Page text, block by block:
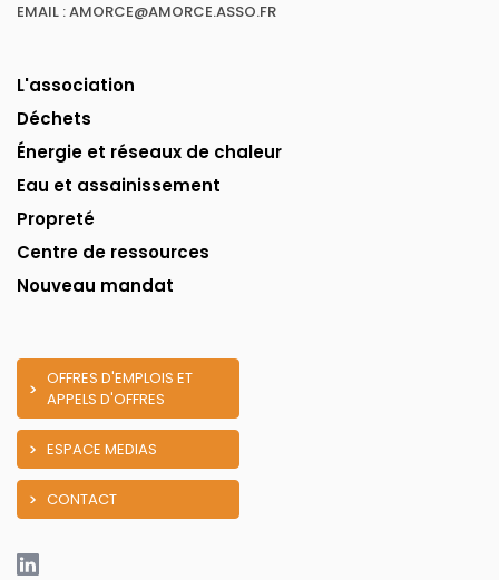
EMAIL : AMORCE@AMORCE.ASSO.FR
L'association
Déchets
Énergie et réseaux de chaleur
Eau et assainissement
Propreté
Centre de ressources
Nouveau mandat
OFFRES D'EMPLOIS ET
APPELS D'OFFRES
ESPACE MEDIAS
CONTACT